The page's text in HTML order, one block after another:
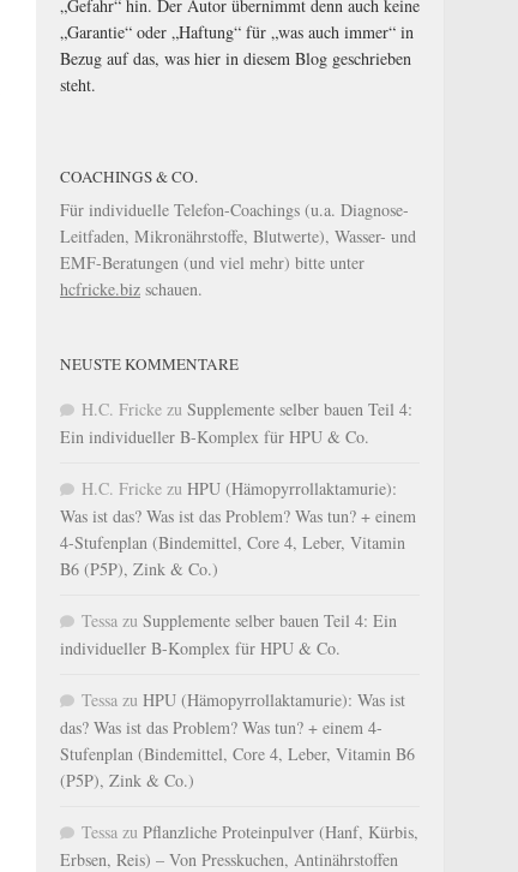
„Gefahr“ hin. Der Autor übernimmt denn auch keine
„Garantie“ oder „Haftung“ für „was auch immer“ in
Bezug auf das, was hier in diesem Blog geschrieben
steht.
COACHINGS & CO.
Für individuelle Telefon-Coachings (u.a. Diagnose-
Leitfaden, Mikronährstoffe, Blutwerte), Wasser- und
EMF-Beratungen (und viel mehr) bitte unter
hcfricke.biz schauen.
NEUSTE KOMMENTARE
H.C. Fricke zu Supplemente selber bauen Teil 4:
Ein individueller B-Komplex für HPU & Co.
H.C. Fricke zu HPU (Hämopyrrollaktamurie):
Was ist das? Was ist das Problem? Was tun? + einem
4-Stufenplan (Bindemittel, Core 4, Leber, Vitamin
B6 (P5P), Zink & Co.)
Tessa zu Supplemente selber bauen Teil 4: Ein
individueller B-Komplex für HPU & Co.
Tessa zu HPU (Hämopyrrollaktamurie): Was ist
das? Was ist das Problem? Was tun? + einem 4-
Stufenplan (Bindemittel, Core 4, Leber, Vitamin B6
(P5P), Zink & Co.)
Tessa zu Pflanzliche Proteinpulver (Hanf, Kürbis,
Erbsen, Reis) – Von Presskuchen, Antinährstoffen